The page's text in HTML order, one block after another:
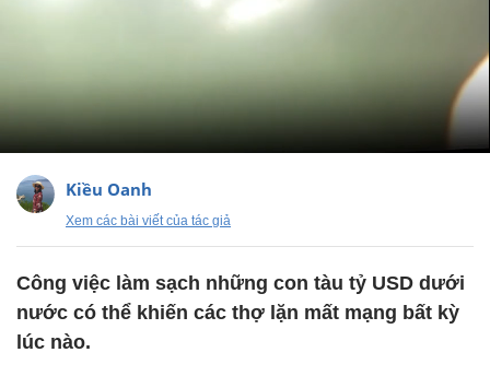
Kiều Oanh
Xem các bài viết của tác giả
Công việc làm sạch những con tàu tỷ USD dưới
nước có thể khiến các thợ lặn mất mạng bất kỳ
lúc nào.